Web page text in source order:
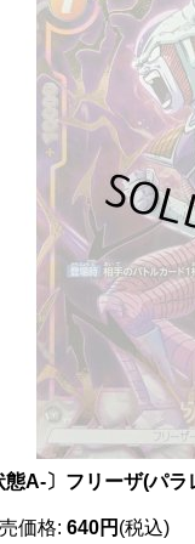
態A-〕フリーザ(パ
価格: 640円 (税込)